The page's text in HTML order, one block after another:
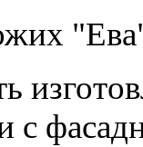
с